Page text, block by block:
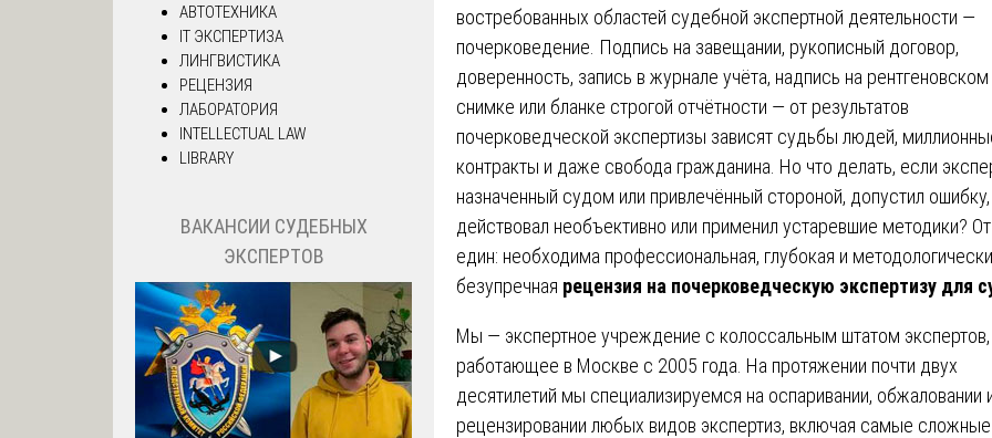
востребованных областей судебной экспертной деятельности —
почерковедение. Подпись на завещании, рукописный договор,
доверенность, запись в журнале учёта, надпись на рентгеновском
снимке или бланке строгой отчётности — от результатов
почерковедческой экспертизы зависят судьбы людей,
контракты и даже свобода гражданина. Но что делать, если
назначенный судом или привлечённый стороной, допустил ошибку,
действовал необъективно или применил устаревшие методики?
един: необходима профессиональная, глубокая и методологически
безупречная рецензия на почерковедческую экспертизу для
Мы — экспертное учреждение с колоссальным штатом экспертов,
работающее в Москве с 2005 года. На протяжении почти двух
десятилетий мы специализируемся на оспаривании, обжаловании
рецензировании любых видов экспертиз, включая самые сложные
АВТОТЕХНИКА
IT ЭКСПЕРТИЗА
ЛИНГВИСТИКА
РЕЦЕНЗИЯ
ЛАБОРАТОРИЯ
INTELLECTUAL LAW
LIBRARY
ВАКАНСИИ СУДЕБНЫХ
ЭКСПЕРТОВ